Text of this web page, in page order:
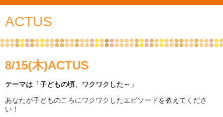
ACTUS
8/15(木)ACTUS
テーマは「子どもの頃、ワクワクした～」
あなたが子どものころにワクワクしたエピソードを教えてくださ
い！